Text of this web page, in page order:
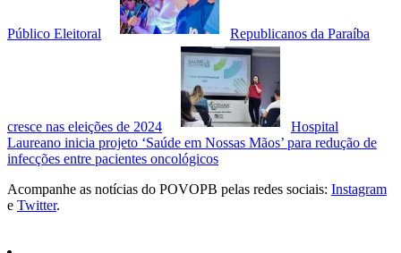
Público Eleitoral Republicanos da Paraíba
cresce nas eleições de 2024
Hospital
Laureano inicia projeto ‘Saúde em Nossas Mãos’ para redução de
infecções entre pacientes oncológicos
Acompanhe as notícias do POVOPB pelas redes sociais: Instagram
e Twitter.